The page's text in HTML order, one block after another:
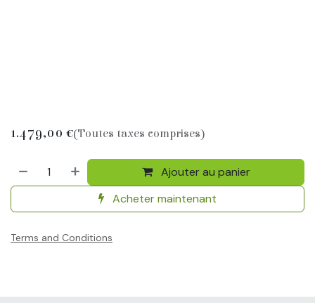
1.479,00 €(Toutes taxes comprises)
Ajouter au panier
Acheter maintenant
Terms and Conditions